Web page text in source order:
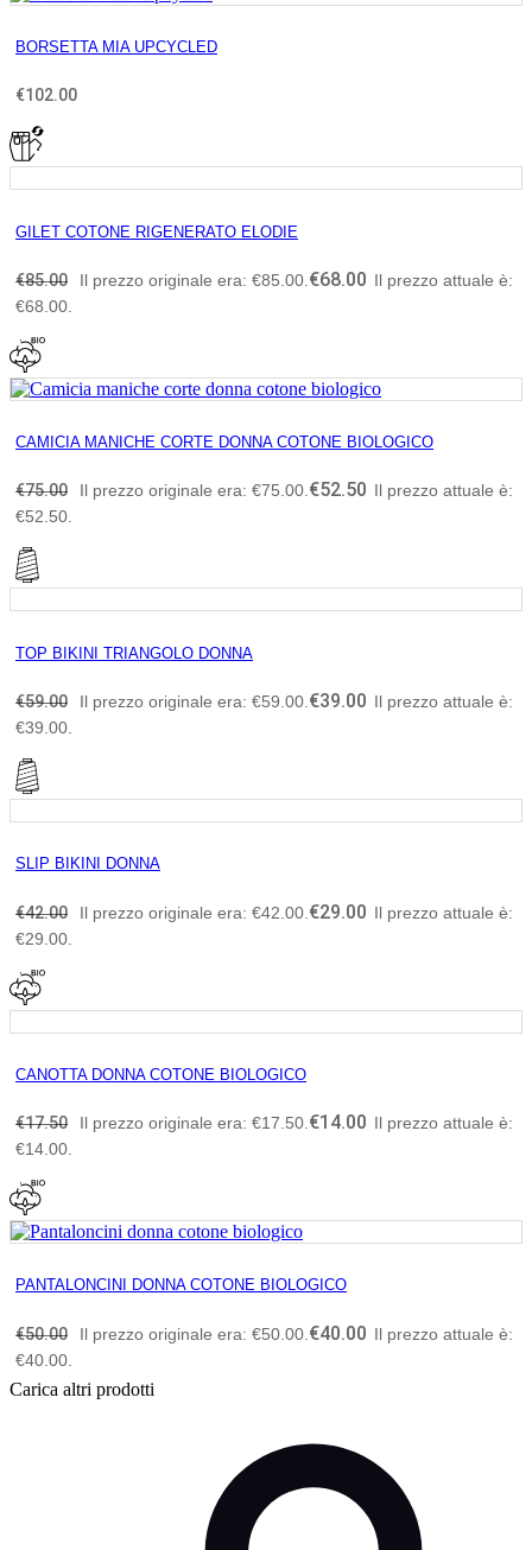
BORSETTA MIA UPCYCLED
€102.00
GILET COTONE RIGENERATO ELODIE
€85.00 Il prezzo originale era: €85.00. €68.00 Il prezzo attuale è:
€68.00.
CAMICIA MANICHE CORTE DONNA COTONE BIOLOGICO
€75.00 Il prezzo originale era: €75.00.€52.50 Il prezzo attuale è:
€52.50.
TOP BIKINI TRIANGOLO DONNA
€59.00 Il prezzo originale era: €59.00. €39.00 Il prezzo attuale è:
€39.00.
SLIP BIKINI DONNA
€42.00 Il prezzo originale era: €42.00. €29.00 Il prezzo attuale è:
€29.00.
CANOTTA DONNA COTONE BIOLOGICO
€17.50 Il prezzo originale era: €17.50. €14.00 Il prezzo attuale è:
€14.00.
PANTALONCINI DONNA COTONE BIOLOGICO
€50.00 Il prezzo originale era: €50.00. €40.00 Il prezzo attuale è:
€40.00.
Carica altri prodotti